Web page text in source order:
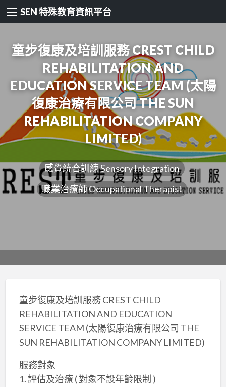
SEN 特殊教育資訊平台
童步復康及培訓服務 CREST CHILD
REHABILITATION AND
EDUCATION SERVICE TEAM (太陽
復康治療有限公司 THE SUN
REHABILITATION COMPANY
LIMITED)
感覺統合訓練 Sensory Integration
職業治療師 Occupational Therapist
童步復康及培訓服務 CREST CHILD
REHABILITATION AND EDUCATION
SERVICE TEAM (太陽復康治療有限公司 THE
SUN REHABILITATION COMPANY LIMITED)
服務對象
1. 評估及治療 ( 對象不設年齡限制 )